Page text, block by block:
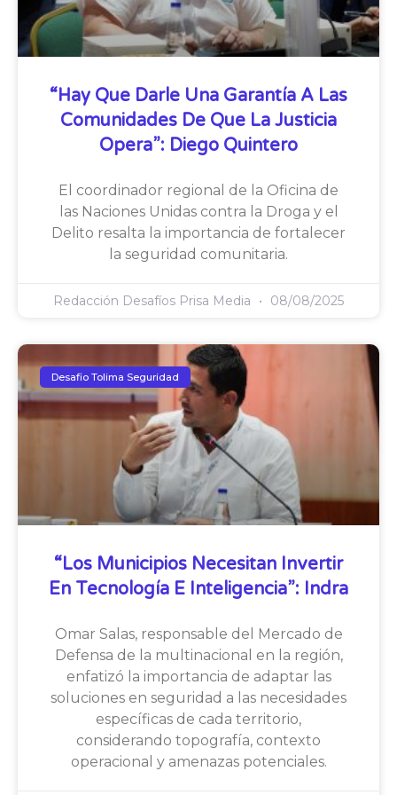
“Hay Que Darle Una Garantía A Las
Comunidades De Que La Justicia
Opera”: Diego Quintero
El coordinador regional de la Oficina de
las Naciones Unidas contra la Droga y el
Delito resalta la importancia de fortalecer
la seguridad comunitaria.
Redacción Desafíos Prisa Media 08/08/2025
Desafio Tolima Seguridad
“Los Municipios Necesitan Invertir
En Tecnología E Inteligencia”: Indra
Omar Salas, responsable del Mercado de
Defensa de la multinacional en la región,
enfatizó la importancia de adaptar las
soluciones en seguridad a las necesidades
específicas de cada territorio,
considerando topografía, contexto
operacional y amenazas potenciales.